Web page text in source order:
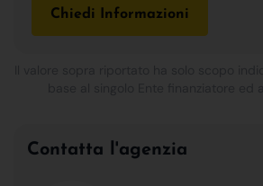
Chiedi Informazioni
Contatta l'agenzia